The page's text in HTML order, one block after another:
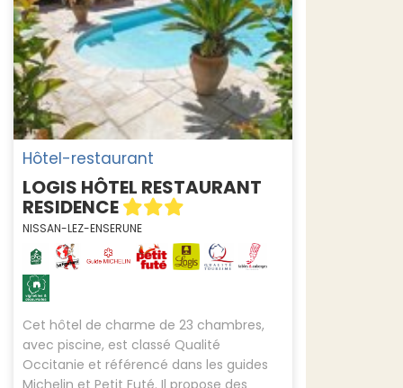
Hôtel-restaurant
LOGIS HÔTEL RESTAURANT
RESIDENCE
NISSAN-LEZ-ENSERUNE
Cet hôtel de charme de 23 chambres,
avec piscine, est classé Qualité
Occitanie et référencé dans les guides
Michelin et Petit Futé. Il propose des